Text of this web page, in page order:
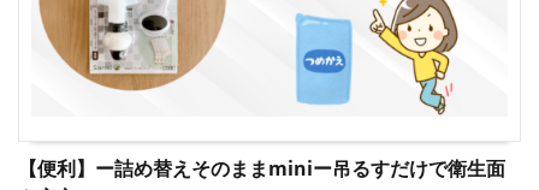
【便利】ー詰め替えそのままminiー吊るすだけで衛生面